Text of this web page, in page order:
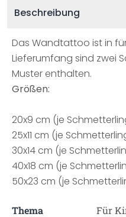
Beschreibung
Das Wandtattoo ist in
Lieferumfang sind zwei
Muster enthalten.
Größen:
20x9 cm (je
25x11 cm (je
30x14 cm (je
40x18 cm (je
50x23 cm (je
Thema Für